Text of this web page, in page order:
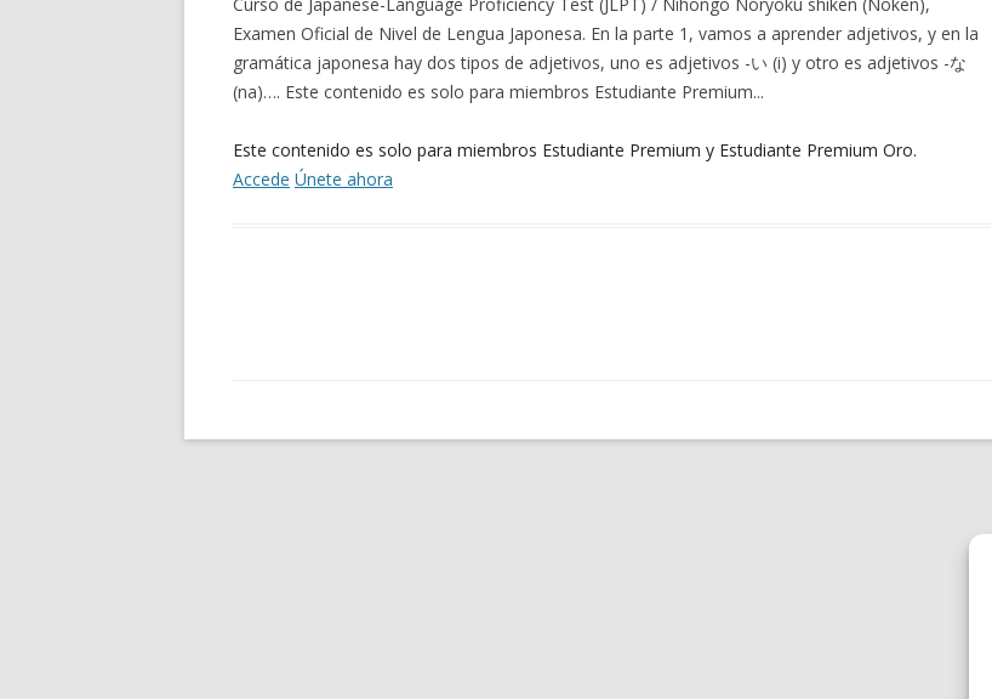
Examen Oficial de Nivel de Lengua Japonesa. En la parte 1, vamos a aprender adjetivos, y en la
gramática japonesa hay dos tipos de adjetivos, uno es adjetivos -い (i) y otro es adjetivos -な
(na)…. Este contenido es solo para miembros Estudiante Premium...
Este contenido es solo para miembros Estudiante Premium y Estudiante Premium Oro.
Accede Únete ahora